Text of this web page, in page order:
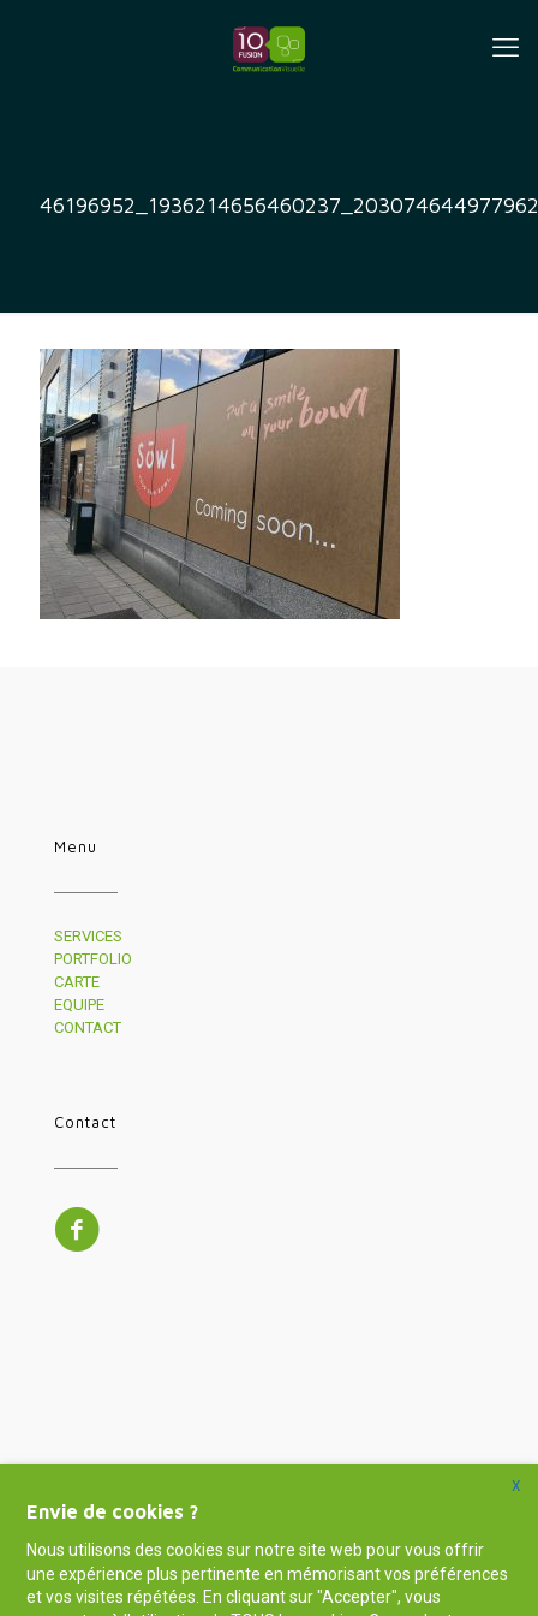
Menu
SERVICES
PORTFOLIO
CARTE
EQUIPE
CONTACT
Contact
X
Envie de cookies ?
Nous utilisons des cookies sur notre site web pour vous offrir
une expérience plus pertinente en mémorisant vos préférences
et vos visites répétées. En cliquant sur "Accepter", vous